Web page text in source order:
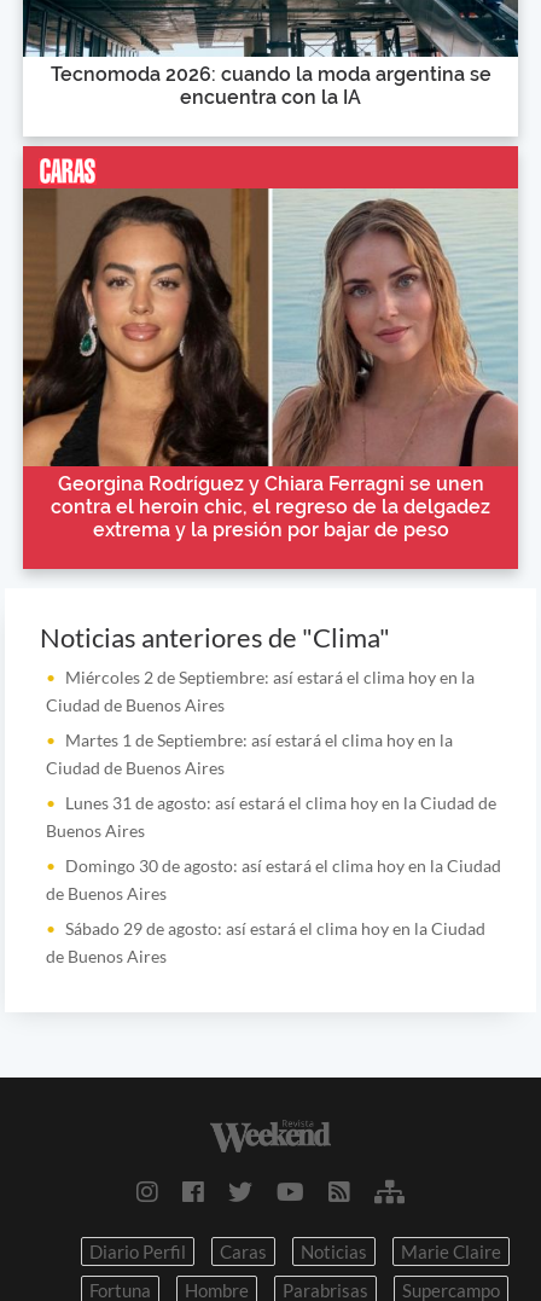
Tecnomoda 2026: cuando la moda argentina se
encuentra con la IA
Georgina Rodríguez y Chiara Ferragni se unen
contra el heroin chic, el regreso de la delgadez
extrema y la presión por bajar de peso
Noticias anteriores de "Clima"
Miércoles 2 de Septiembre: así estará el clima hoy en la
Ciudad de Buenos Aires
Martes 1 de Septiembre: así estará el clima hoy en la
Ciudad de Buenos Aires
Lunes 31 de agosto: así estará el clima hoy en la Ciudad de
Buenos Aires
Domingo 30 de agosto: así estará el clima hoy en la Ciudad
de Buenos Aires
Sábado 29 de agosto: así estará el clima hoy en la Ciudad
de Buenos Aires
Diario Perfil Caras Noticias
Marie Claire
Fortuna
Hombre Parabrisas Supercampo